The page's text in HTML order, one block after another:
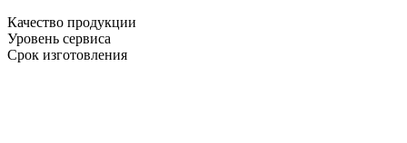
Качество продукции
Уровень сервиса
Срок изготовления